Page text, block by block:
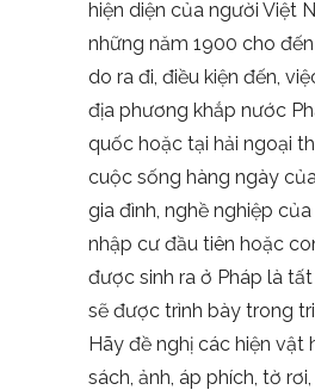
hiện diện của người Việt
những năm 1900 cho
do ra đi, điều kiện đến,
địa phương khắp nước
quốc hoặc tại hải ngoại
cuộc sống hàng ngày
gia đình, nghề nghiệp
nhập cư đầu tiên hoặc
được sinh ra ở Pháp là
sẽ được trình bày trong
Hãy đề nghị các hiện vật
sách, ảnh, áp phích, tờ